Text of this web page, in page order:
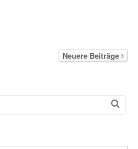
Neuere Beiträge